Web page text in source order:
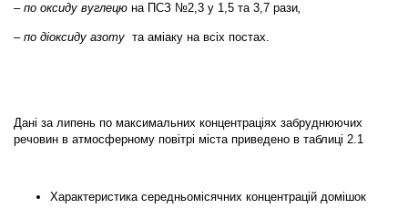
– по оксиду вуглецю на ПСЗ №2,3 у 1,5 та 3,7 рази,
– по діоксиду азоту та аміаку на всіх постах.
Дані за липень по максимальних концентраціях забруднюючих
речовин в атмосферному повітрі міста приведено в таблиці 2.1
Характеристика середньомісячних концентрацій домішок